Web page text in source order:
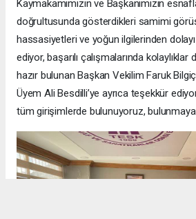
Kaymakamımızın ve Başkanımızın
doğrultusunda gösterdikleri samimi
hassasiyetleri ve yoğun ilgilerinden
ediyor, başarılı çalışmalarında
hazır bulunan Başkan Vekilim Faruk
Üyem Ali Besdilli’ye ayrıca teşekkür
tüm girişimlerde bulunuyoruz,